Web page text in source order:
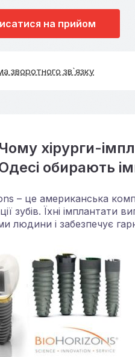
на прийом
зворотного зв`язку
Чому хірурги-
обирають
– це американська
зубів. Їхні імплантати
людини і забезпечує